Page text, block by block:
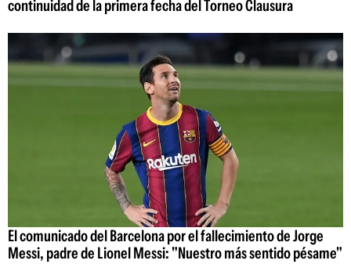
continuidad de la primera fecha del Torneo Clausura
El comunicado del Barcelona por el fallecimiento de Jorge
Messi, padre de Lionel Messi: "Nuestro más sentido pésame"